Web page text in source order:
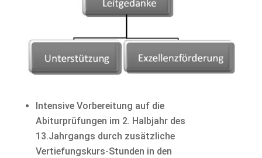
Intensive Vorbereitung auf die
Abiturprüfungen im 2. Halbjahr des
13.Jahrgangs durch zusätzliche
Vertiefungskurs-Stunden in den